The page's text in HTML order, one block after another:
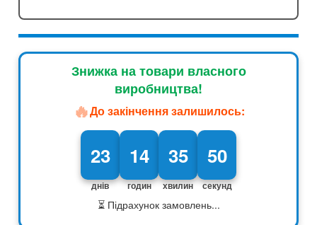
Знижка на товари власного
виробництва!
🔥До закінчення залишилось:
23
днів
14
годин
35
хвилин
49
секунд
⏳ Підрахунок замовлень...